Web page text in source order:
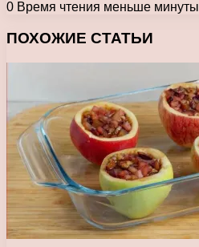
0 Время чтения меньше минуты
ПОХОЖИЕ СТАТЬИ